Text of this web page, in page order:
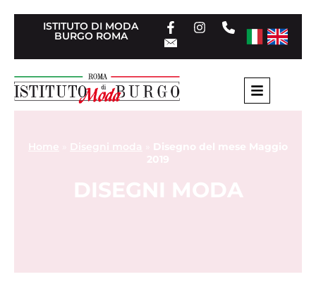
ISTITUTO DI MODA
BURGO ROMA
Home Disegni moda
Disegno del mese Maggio
2019
DISEGNI MODA